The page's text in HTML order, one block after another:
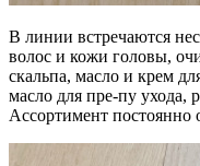
В линии встречаются
волос и кожи головы,
скальпа, масло и крем
масло для пре-пу ухода,
Ассортимент постоянно